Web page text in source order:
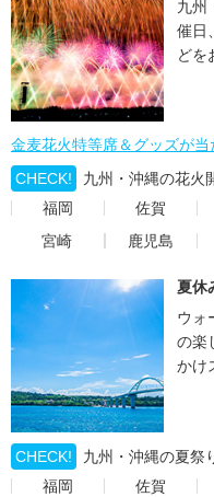
九州
催日
どを
金麦花火特等席＆グッズが当
CHECK!
九州・沖縄の花火
福岡
佐賀
宮崎
鹿児島
夏休
ウォ
の楽
かけ
CHECK!
九州・沖縄の夏祭
福岡
佐賀